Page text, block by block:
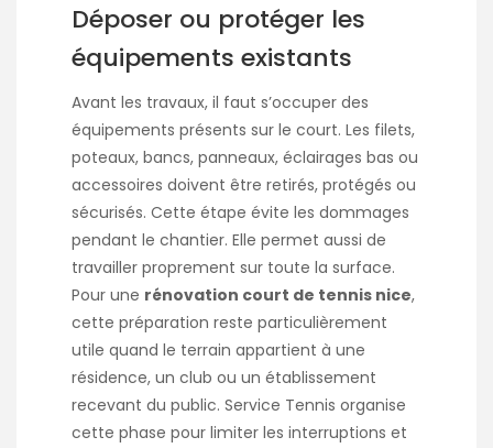
Déposer ou protéger les
équipements existants
Avant les travaux, il faut s’occuper des
équipements présents sur le court. Les filets,
poteaux, bancs, panneaux, éclairages bas ou
accessoires doivent être retirés, protégés ou
sécurisés. Cette étape évite les dommages
pendant le chantier. Elle permet aussi de
travailler proprement sur toute la surface.
Pour une rénovation court de tennis nice,
cette préparation reste particulièrement
utile quand le terrain appartient à une
résidence, un club ou un établissement
recevant du public. Service Tennis organise
cette phase pour limiter les interruptions et